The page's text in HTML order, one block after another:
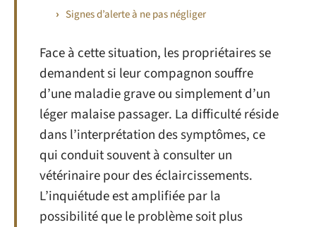
Signes d’alerte à ne pas négliger
Face à cette situation, les propriétaires se
demandent si leur compagnon souffre
d’une maladie grave ou simplement d’un
léger malaise passager. La difficulté réside
dans l’interprétation des symptômes, ce
qui conduit souvent à consulter un
vétérinaire pour des éclaircissements.
L’inquiétude est amplifiée par la
possibilité que le problème soit plus